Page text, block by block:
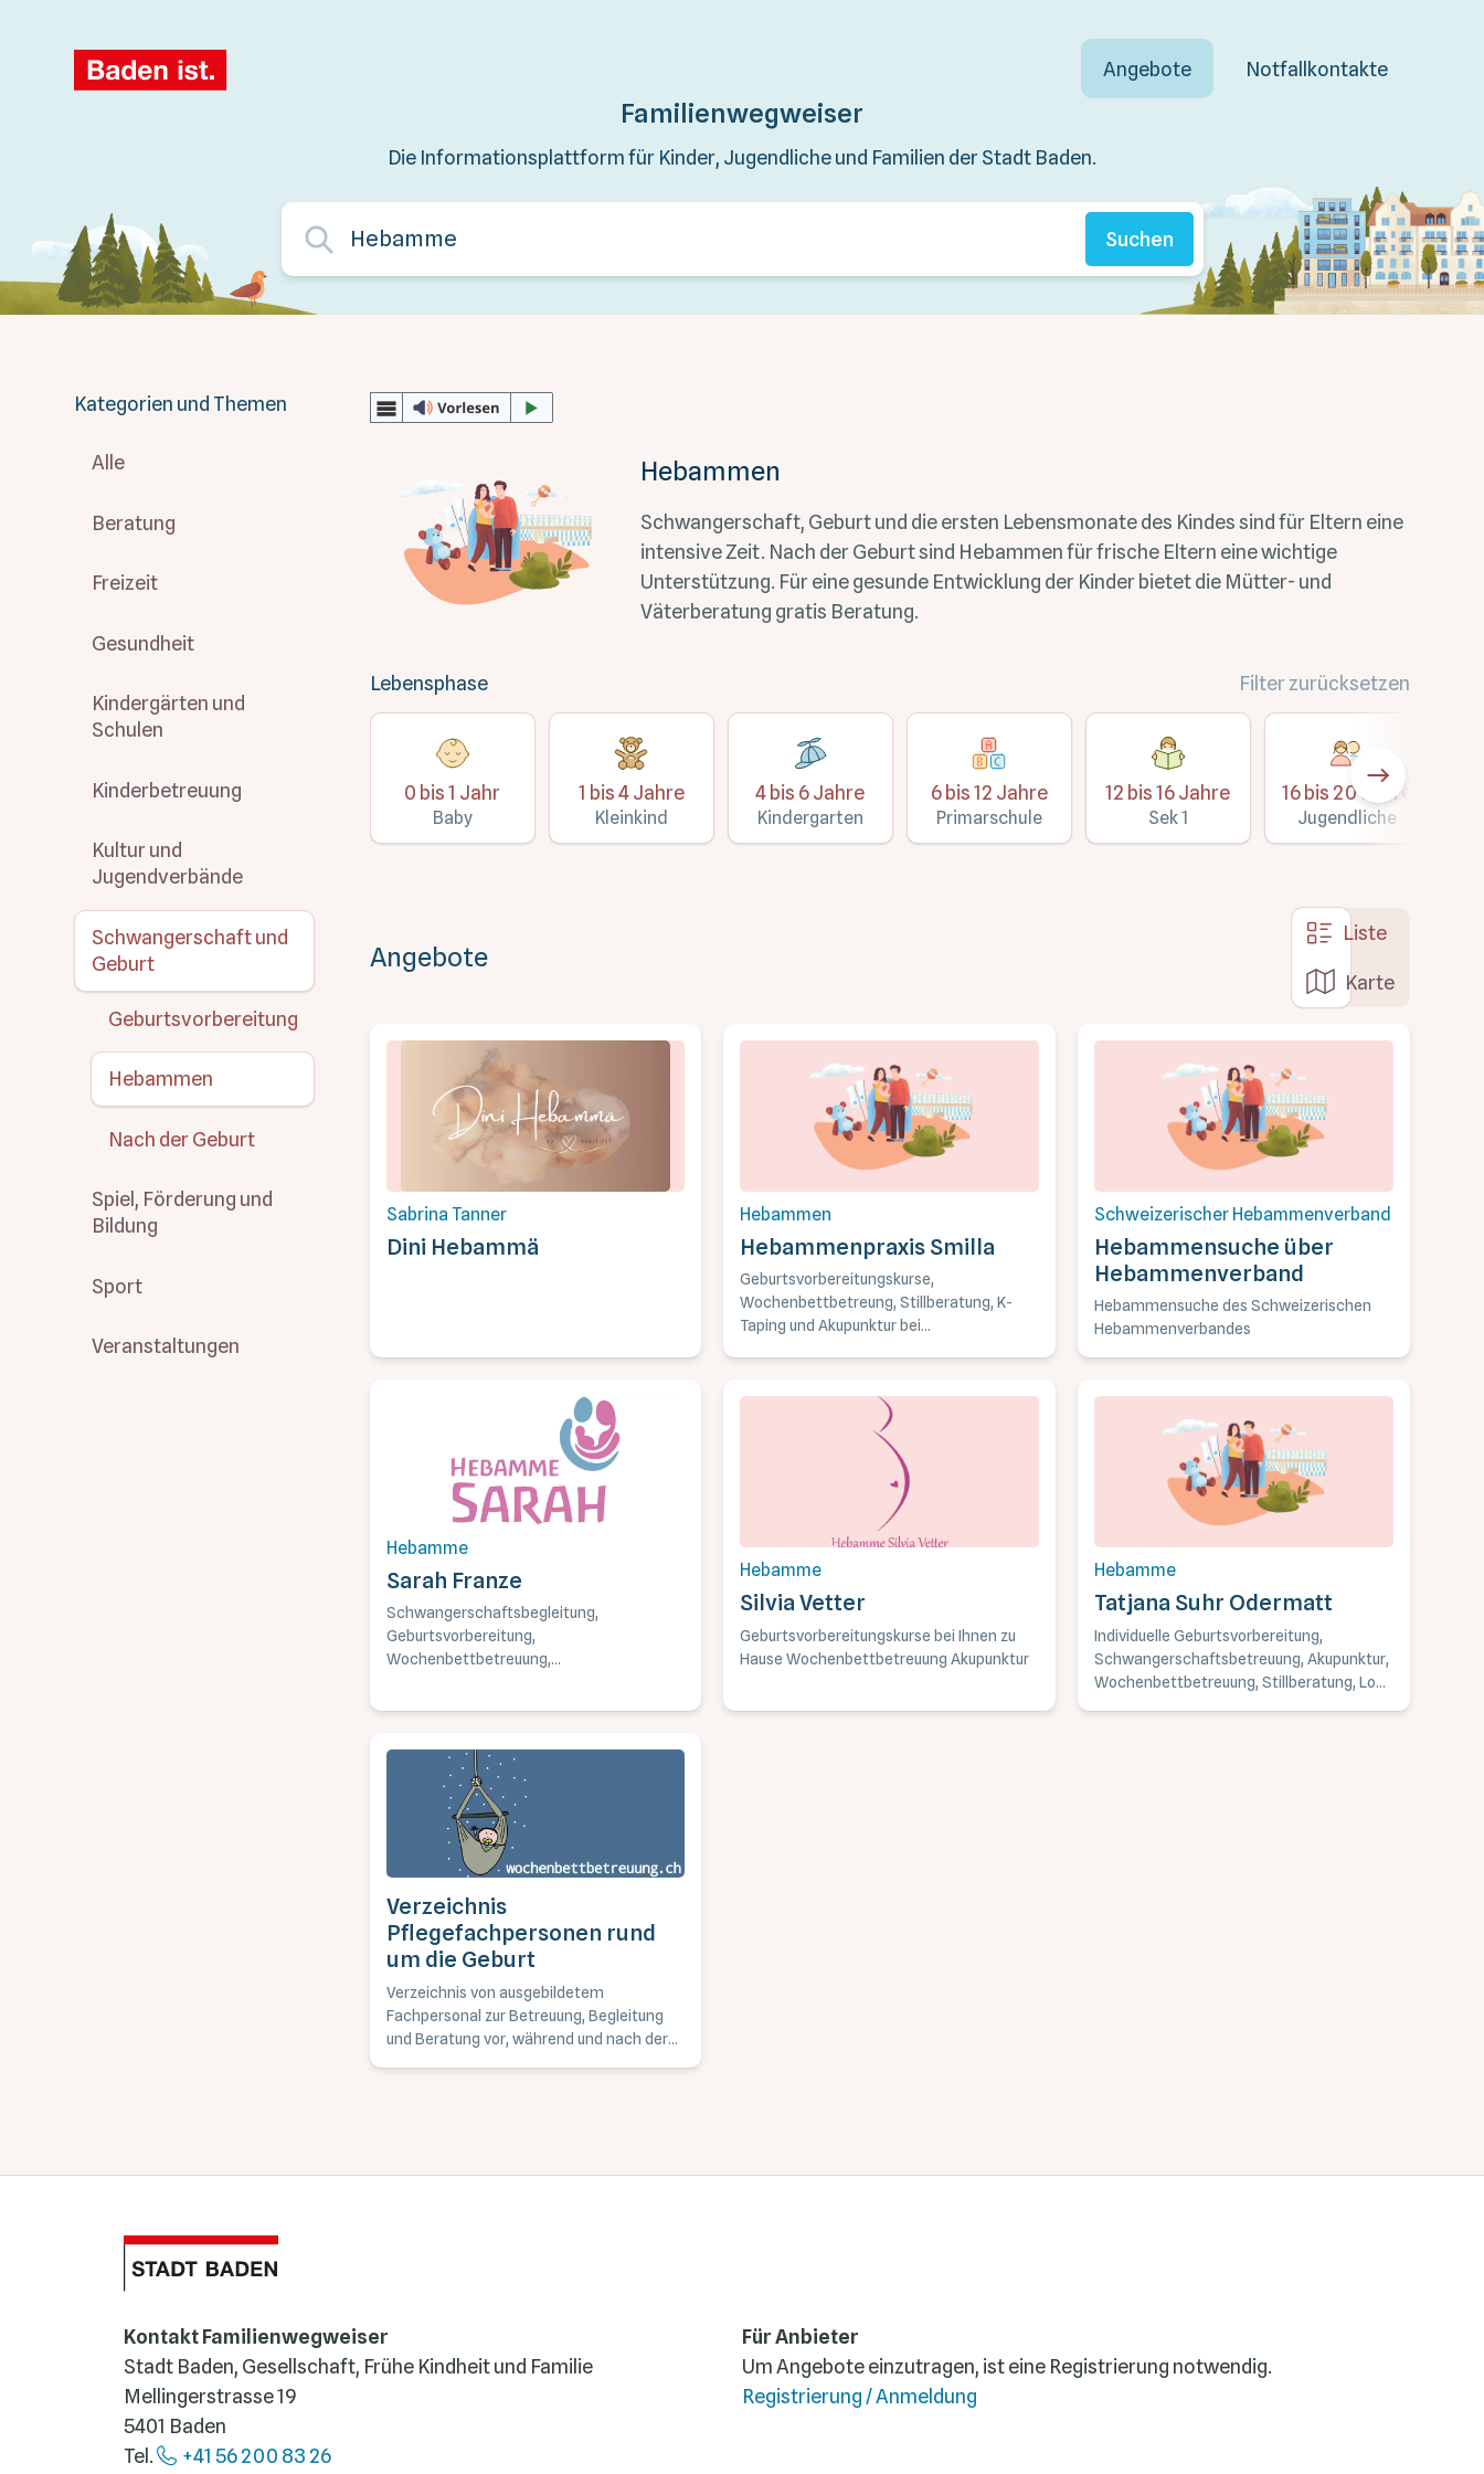
Angebote Notfallkontakte
Familienwegweiser
Die Informationsplattform für Kinder, Jugendliche und Familien der Stadt Baden.
Suchen
Kategorien und Themen
Alle
Beratung
Freizeit
Gesundheit
Kindergärten und
Schulen
Kinderbetreuung
Kultur und
Jugendverbände
Schwangerschaft und
Geburt
Geburtsvorbereitung
Hebammen
Nach der Geburt
Spiel, Förderung und
Bildung
Sport
Veranstaltungen
Hebammen
Schwangerschaft, Geburt und die ersten Lebensmonate des Kindes sind für Eltern eine
intensive Zeit. Nach der Geburt sind Hebammen für frische Eltern eine wichtige
Unterstützung. Für eine gesunde Entwicklung der Kinder bietet die Mütter- und
Väterberatung gratis Beratung.
Lebensphase Filter zurücksetzen
0 bis 1 Jahr
Baby
1 bis 4 Jahre
Kleinkind
4 bis 6 Jahre
Kindergarten
6 bis 12 Jahre
Primarschule
12 bis 16 Jahre
Sek 1
16 bis 20 Jahre
Jugendliche
Angebote
Liste
Karte
Dini Hebammä
Sabrina Tanner
Hebammenpraxis Smilla
Hebammen
Geburtsvorbereitungskurse,
Wochenbettbetreung, Stillberatung, K-
Taping und Akupunktur bei
Hebammensuche über
Hebammenverband
Schweizerischer Hebammenverband
Hebammensuche des Schweizerischen
Hebammenverbandes
Sarah Franze
Hebamme
Schwangerschaftsbegleitung,
Geburtsvorbereitung,
Wochenbettbetreuung,
Silvia Vetter
Hebamme
Geburtsvorbereitungskurse bei Ihnen zu
Hause Wochenbettbetreuung Akupunktur
Tatjana Suhr Odermatt
Hebamme
Individuelle Geburtsvorbereitung,
Schwangerschaftsbetreuung, Akupunktur,
Wochenbettbetreuung, Stillberatung, Low
Verzeichnis
Pflegefachpersonen rund
um die Geburt
Verzeichnis von ausgebildetem
Fachpersonal zur Betreuung, Begleitung
und Beratung vor, während und nach der
Kontakt Familienwegweiser
Stadt Baden, Gesellschaft, Frühe Kindheit und Familie
Mellingerstrasse 19
5401 Baden
Tel.
+41 56 200 83 26
Für Anbieter
Um Angebote einzutragen, ist eine Registrierung notwendig.
Registrierung / Anmeldung